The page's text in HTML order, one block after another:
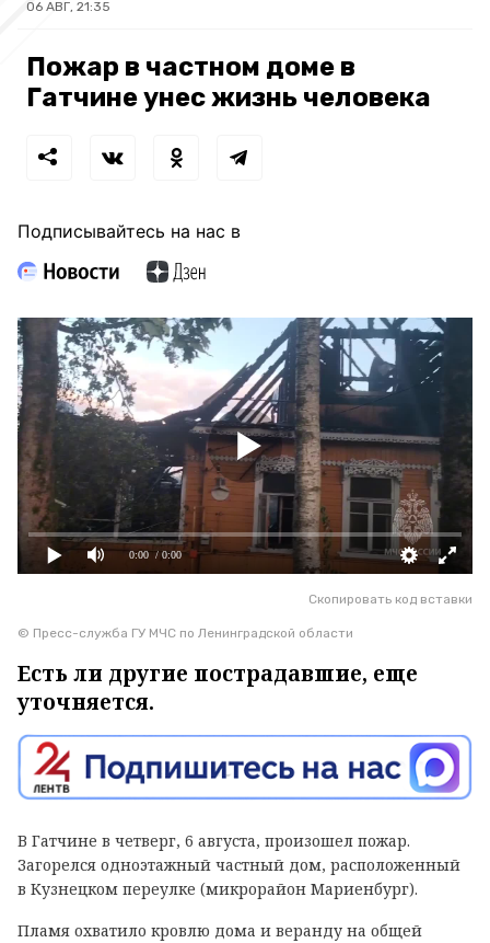
06 АВГ, 21:35
Пожар в частном доме в
Гатчине унес жизнь человека
Подписывайтесь на нас в
0:00 / 0:00
Скопировать код вставки
© Пресс-служба ГУ МЧС по Ленинградской области
Есть ли другие пострадавшие, еще
уточняется.
В Гатчине в четверг, 6 августа, произошел пожар.
Загорелся одноэтажный частный дом, расположенный
в Кузнецком переулке (микрорайон Мариенбург).
Пламя охватило кровлю дома и веранду на общей